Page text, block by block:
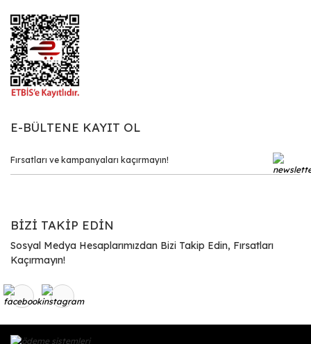
E-BÜLTENE KAYIT OL
BİZİ TAKİP EDİN
Sosyal Medya Hesaplarımızdan Bizi Takip Edin, Fırsatları
Kaçırmayın!